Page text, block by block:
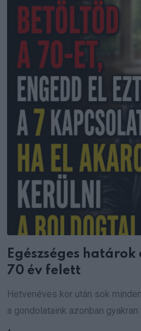
Egészséges
70 év felett
Hetvenéves kor után sok
a gondolataink azonban